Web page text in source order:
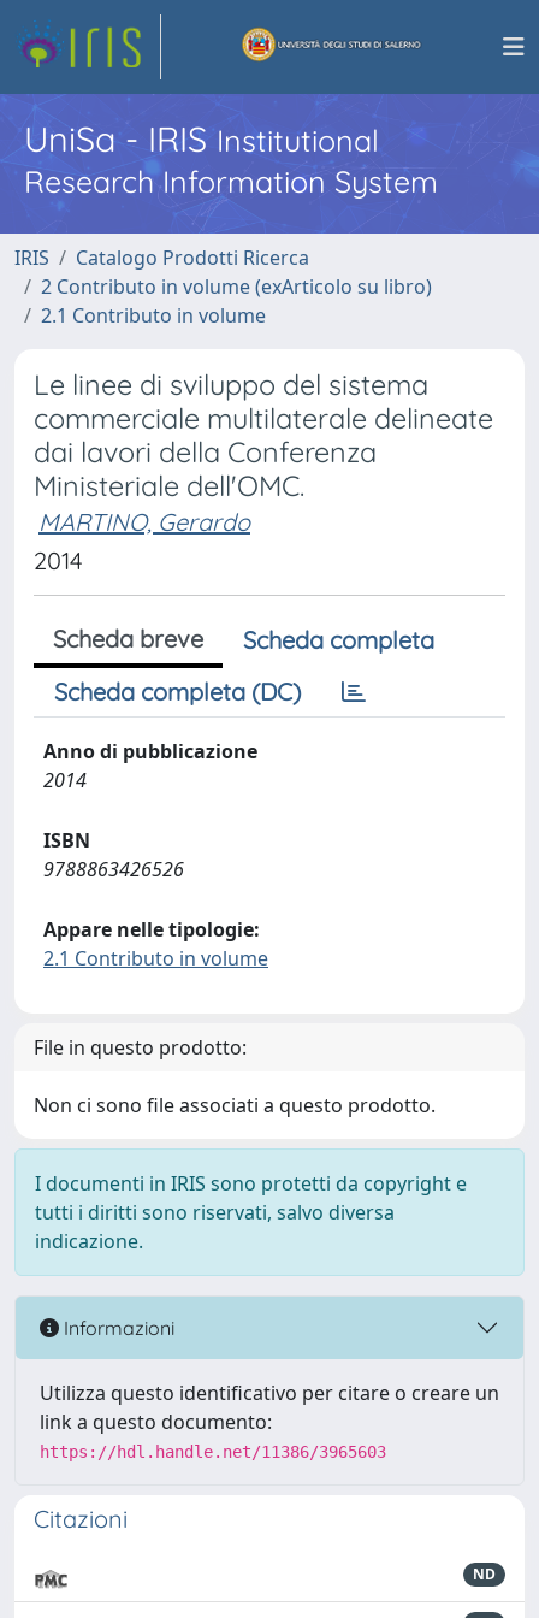
UniSa - IRISInstitutional
Research Information System
IRIS
Catalogo Prodotti Ricerca
2 Contributo in volume (exArticolo su libro)
2.1 Contributo in volume
Le linee di sviluppo del sistema
commerciale multilaterale delineate
dai lavori della Conferenza
Ministeriale dell'OMC.
MARTINO, Gerardo
2014
Scheda breve
Scheda completa
Scheda completa (DC)
Anno di pubblicazione
2014
ISBN
9788863426526
Appare nelle tipologie:
2.1 Contributo in volume
File in questo prodotto:
Non ci sono file associati a questo prodotto.
I documenti in IRIS sono protetti da copyright e
tutti i diritti sono riservati, salvo diversa
indicazione.
Informazioni
Utilizza questo identificativo per citare o creare un
link a questo documento:
https://hdl.handle.net/11386/3965603
Citazioni
ND